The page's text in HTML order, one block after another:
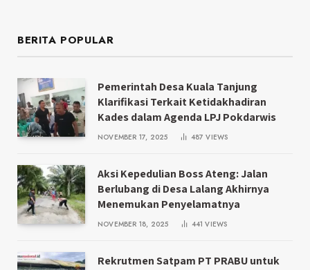
BERITA POPULAR
Pemerintah Desa Kuala Tanjung
Klarifikasi Terkait Ketidakhadiran
Kades dalam Agenda LPJ Pokdarwis
NOVEMBER 17, 2025 487VIEWS
Aksi Kepedulian Boss Ateng: Jalan
Berlubang di Desa Lalang Akhirnya
Menemukan Penyelamatnya
NOVEMBER 18, 2025 441VIEWS
Rekrutmen Satpam PT PRABU untuk